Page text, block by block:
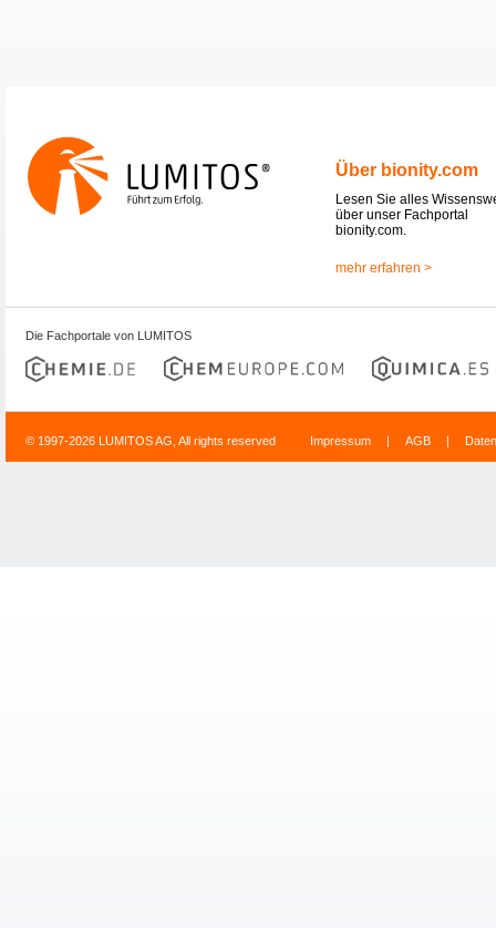
Über bionity.com
Lesen Sie alles
über unser Fachportal
bionity.com.
mehr erfahren >
Die Fachportale von LUMITOS
© 1997-2026 LUMITOS AG, All rights reserved Impressum | AGB |